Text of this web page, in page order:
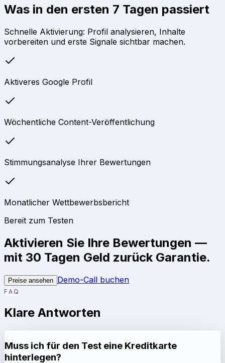
Was in den ersten 7 Tagen passiert
Schnelle Aktivierung: Profil analysieren, Inhalte
vorbereiten und erste Signale sichtbar machen.
Aktiveres Google Profil
Wöchentliche Content-Veröffentlichung
Stimmungsanalyse Ihrer Bewertungen
Monatlicher Wettbewerbsbericht
Bereit zum Testen
Aktivieren Sie Ihre Bewertungen —
mit 30 Tagen Geld zurück Garantie.
Preise ansehen Demo-Call buchen
FAQ
Klare Antworten
Muss ich für den Test eine Kreditkarte
hinterlegen?